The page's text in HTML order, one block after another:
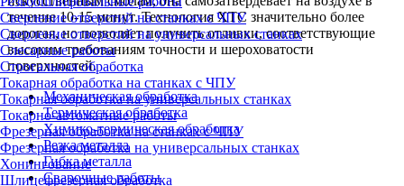
Сверление отверстий на станках с ЧПУ
Сверление отверстий на универсальных станках
Слесарные работы
Строгальная обработка
Токарная обработка на станках с ЧПУ
Токарная обработка на универсальных станках
Токарно-автоматные работы
Фрезерная обработка на станках с ЧПУ
Фрезерная обработка на универсальных станках
Хонингование
Шлицефрезерная обработка
течение 10-15 минут. Технология ХТС значительно более
дорогая, но позволяет получить отливки, соответствующие
высоким требованиям точности и шероховатости
поверхностей.
Механическая обработка
Термическая обработка
Химико-термическая обработка
Резка металла
Гибка металла
Сварочные работы